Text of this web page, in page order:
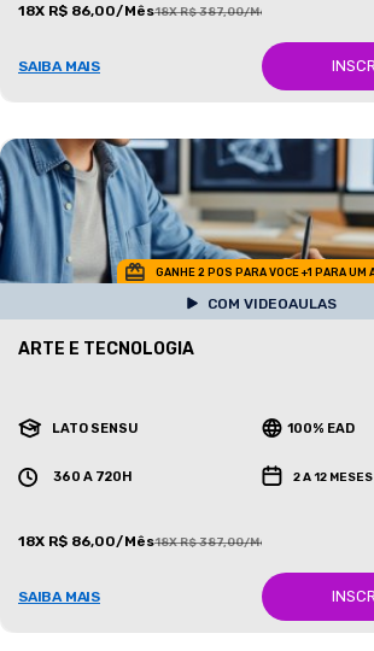
18X R$ 86,00/Mês18X R$ 387,00/Mês
SAIBA MAIS
GANHE 2 POS PARA VOCE +1 PARA UM
COM VIDEOAULAS
ARTE E TECNOLOGIA
LATO SENSU 100% EAD
360 A 720H 2 A 12 MESES
18X R$ 86,00/Mês18X R$ 387,00/Mês
SAIBA MAIS